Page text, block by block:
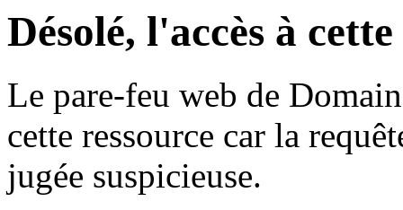
Désolé, l'accès à
Le pare-feu web de
cette ressource car la
jugée suspicieuse.